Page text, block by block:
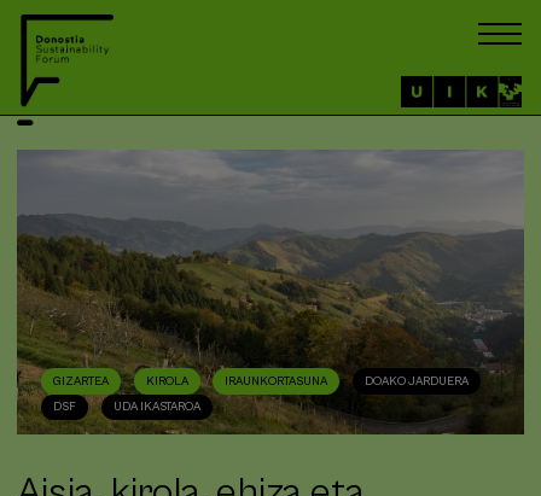
GIZARTEA KIROLA IRAUNKORTASUNA
DOAKO JARDUERA
DSF
UDA IKASTAROA